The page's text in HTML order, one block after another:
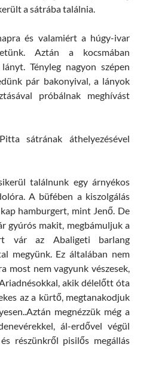
a sátrába találnia.
és valamiért a húgy-ivar
Aztán a kocsmában
Tényleg nagyon szépen
pár bakonyival, a lányok
próbálnak meghívást
sátrának áthelyezésével
találnunk egy árnyékos
A büfében a kiszolgálás
hamburgert, mint Jenő. De
gyúrós makit, megbámuljuk a
vár az Abaligeti barlang
megyünk. Ez általában nem
most nem vagyunk vészesek,
akik délelőtt óta
az a kürtő, megtanakodjuk
megnézzük még a
ál-erdővel végül
részünkről pisilős megállás